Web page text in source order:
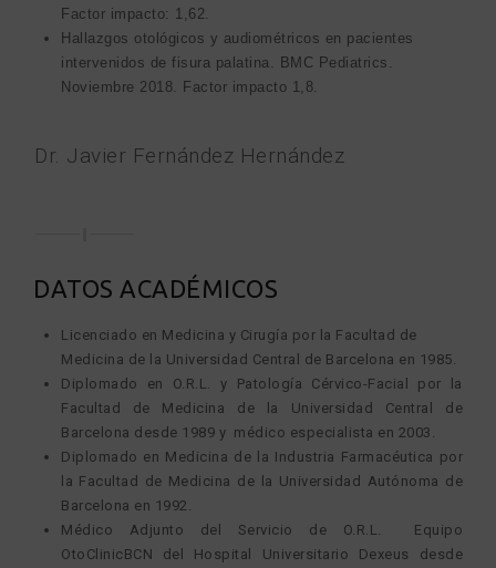
Factor impacto: 1,62.
Hallazgos otológicos y audiométricos en pacientes
intervenidos de fisura palatina. BMC Pediatrics.
Noviembre 2018. Factor impacto 1,8.
Dr. Javier Fernández Hernández
DATOS ACADÉMICOS
Licenciado en Medicina y Cirugía por la Facultad de
Medicina de la Universidad Central de Barcelona en 1985.
Diplomado en O.R.L. y Patología Cérvico-Facial por la
Facultad de Medicina de la Universidad Central de
Barcelona desde 1989 y médico especialista en 2003.
Diplomado en Medicina de la Industria Farmacéutica por
la Facultad de Medicina de la Universidad Autónoma de
Barcelona en 1992.
Médico Adjunto del Servicio de O.R.L. Equipo
OtoClinicBCN del Hospital Universitario Dexeus desde